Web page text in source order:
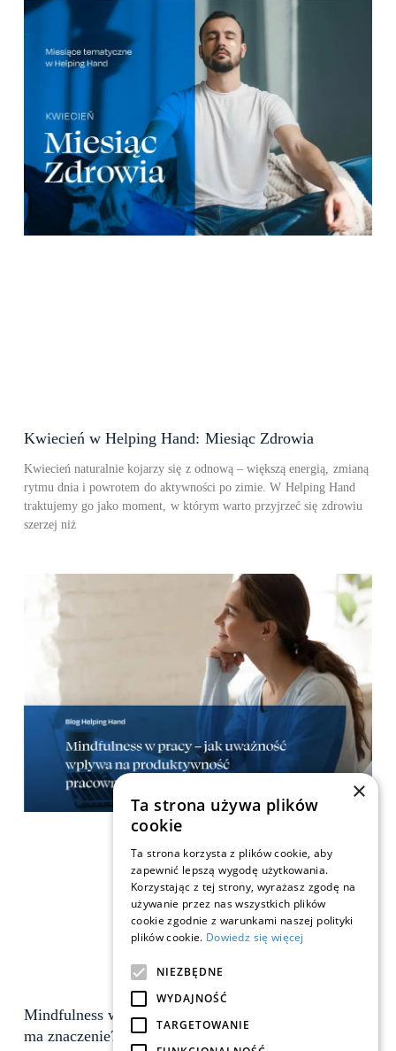
Kwiecień w Helping Hand: Miesiąc Zdrowia
Kwiecień naturalnie kojarzy się z odnową – większą energią, zmianą
rytmu dnia i powrotem do aktywności po zimie. W Helping Hand
traktujemy go jako moment, w którym warto przyjrzeć się zdrowiu
szerzej niż
Mindfulness w pracy – co to jest i dlaczego
ma znaczenie?
×
Ta strona używa plików
cookie
Ta strona korzysta z plików cookie, aby
zapewnić lepszą wygodę użytkowania.
Korzystając z tej strony, wyrażasz zgodę na
używanie przez nas wszystkich plików
cookie zgodnie z warunkami naszej polityki
plików cookie. Dowiedz się więcej
NIEZBĘDNE
WYDAJNOŚĆ
TARGETOWANIE